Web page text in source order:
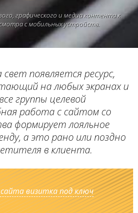
графического и медиа контента к
с мобильных устройств.
появляется ресурс,
на любых экранах и
группы целевой
работа с сайтом со
формирует лояльное
а это рано или поздно
в клиента.
визитка под ключ